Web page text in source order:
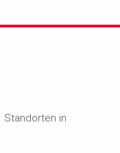
Standorten in